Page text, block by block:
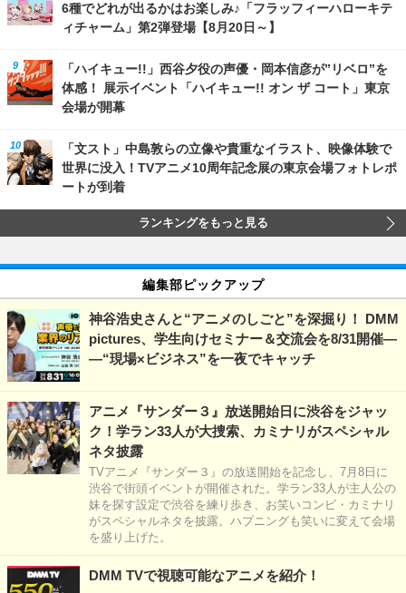
6種でどれが出るかはお楽しみ♪「フラッフィーハローキテ
ィチャーム」第2弾登場【8月20日～】
「ハイキュー!!」西谷夕役の声優・岡本信彦が”リベロ”を
体感！ 展示イベント「ハイキュー!! オン ザ コート」東京
会場が開幕
「文スト」中島敦らの立像や貴重なイラスト、映像体験で
世界に没入！TVアニメ10周年記念展の東京会場フォトレポ
ートが到着
ランキングをもっと見る
編集部ピックアップ
神谷浩史さんと“アニメのしごと”を深掘り！ DMM
pictures、学生向けセミナー＆交流会を8/31開催―
―“現場×ビジネス”を一夜でキャッチ
アニメ『サンダー３』放送開始日に渋谷をジャッ
ク！学ラン33人が大捜索、カミナリがスペシャル
ネタ披露
TVアニメ『サンダー３』の放送開始を記念し、7月8日に
渋谷で街頭イベントが開催された。学ラン33人が主人公の
妹を探す設定で渋谷を練り歩き、お笑いコンビ・カミナリ
がスペシャルネタを披露。ハプニングも笑いに変えて会場
を盛り上げた。
DMM TVで視聴可能なアニメを紹介！